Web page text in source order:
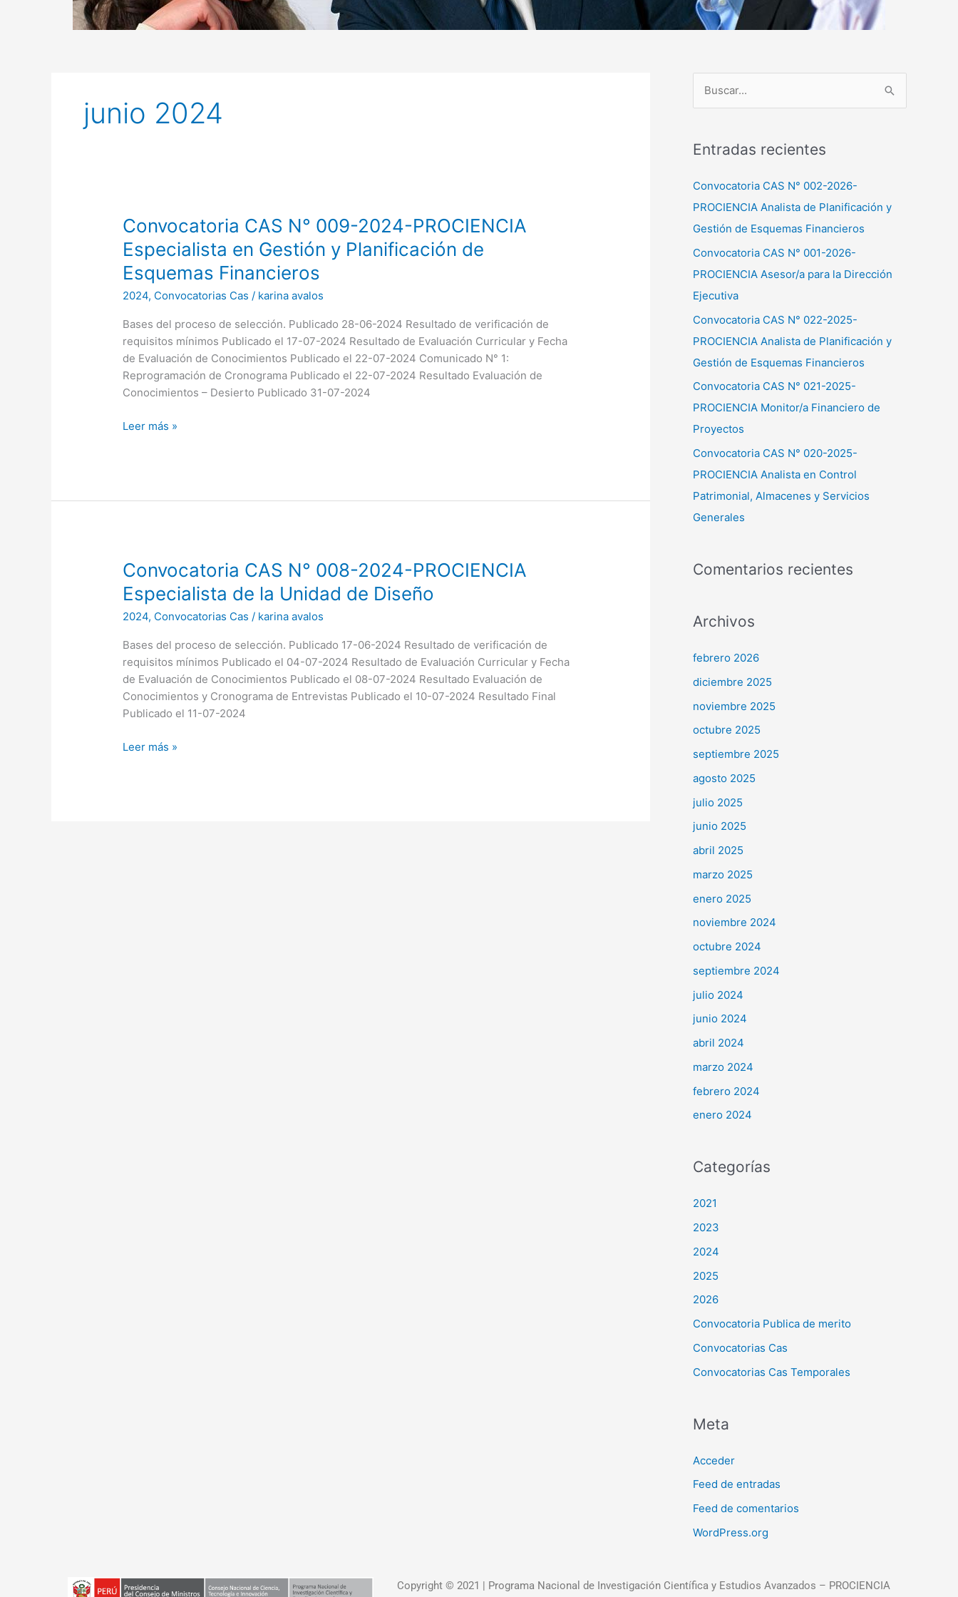
junio 2024
Convocatoria CAS N° 009-2024-PROCIENCIA
Especialista en Gestión y Planificación de
Esquemas Financieros
2024, Convocatorias Cas / karina avalos
Bases del proceso de selección. Publicado 28-06-2024 Resultado de verificación de
requisitos mínimos Publicado el 17-07-2024 Resultado de Evaluación Curricular y Fecha
de Evaluación de Conocimientos Publicado el 22-07-2024 Comunicado N° 1:
Reprogramación de Cronograma Publicado el 22-07-2024 Resultado Evaluación de
Conocimientos – Desierto Publicado 31-07-2024
Convocatoria
N°
009-
2024-
Especialista
en
Gestión
y
Planificación
Esquemas
Leer más »
Convocatoria CAS N° 008-2024-PROCIENCIA
Especialista de la Unidad de Diseño
2024, Convocatorias Cas / karina avalos
Bases del proceso de selección. Publicado 17-06-2024 Resultado de verificación de
requisitos mínimos Publicado el 04-07-2024 Resultado de Evaluación Curricular y Fecha
de Evaluación de Conocimientos Publicado el 08-07-2024 Resultado Evaluación de
Conocimientos y Cronograma de Entrevistas Publicado el 10-07-2024 Resultado Final
Publicado el 11-07-2024
Convocatoria
N°
008-
PROCIENCIA
Especialista
de
la
Unidad
Diseño
Leer más »
c
a
r
p
Entradas recientes
Convocatoria CAS N° 002-2026-
PROCIENCIA Analista de Planificación y
Gestión de Esquemas Financieros
Convocatoria CAS N° 001-2026-
PROCIENCIA Asesor/a para la Dirección
Ejecutiva
Convocatoria CAS N° 022-2025-
PROCIENCIA Analista de Planificación y
Gestión de Esquemas Financieros
Convocatoria CAS N° 021-2025-
PROCIENCIA Monitor/a Financiero de
Proyectos
Convocatoria CAS N° 020-2025-
PROCIENCIA Analista en Control
Patrimonial, Almacenes y Servicios
Generales
Comentarios recientes
Archivos
febrero 2026
diciembre 2025
noviembre 2025
octubre 2025
septiembre 2025
agosto 2025
julio 2025
junio 2025
abril 2025
marzo 2025
enero 2025
noviembre 2024
octubre 2024
septiembre 2024
julio 2024
junio 2024
abril 2024
marzo 2024
febrero 2024
enero 2024
Categorías
2021
2023
2024
2025
2026
Convocatoria Publica de merito
Convocatorias Cas
Convocatorias Cas Temporales
Meta
Acceder
Feed de entradas
Feed de comentarios
WordPress.org
Copyright © 2021 | Programa Nacional de Investigación Científica y Estudios Avanzados – PROCIENCIA